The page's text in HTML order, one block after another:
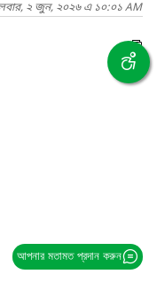
২ জুন, ২০২৬ এ ১০:০১ AM
আপনার মতামত প্রদান করুন